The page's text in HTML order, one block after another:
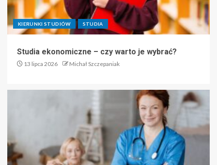
KIERUNKI STUDIÓW STUDIA
Studia ekonomiczne – czy warto je wybrać?
13 lipca 2026 Michał Szczepaniak